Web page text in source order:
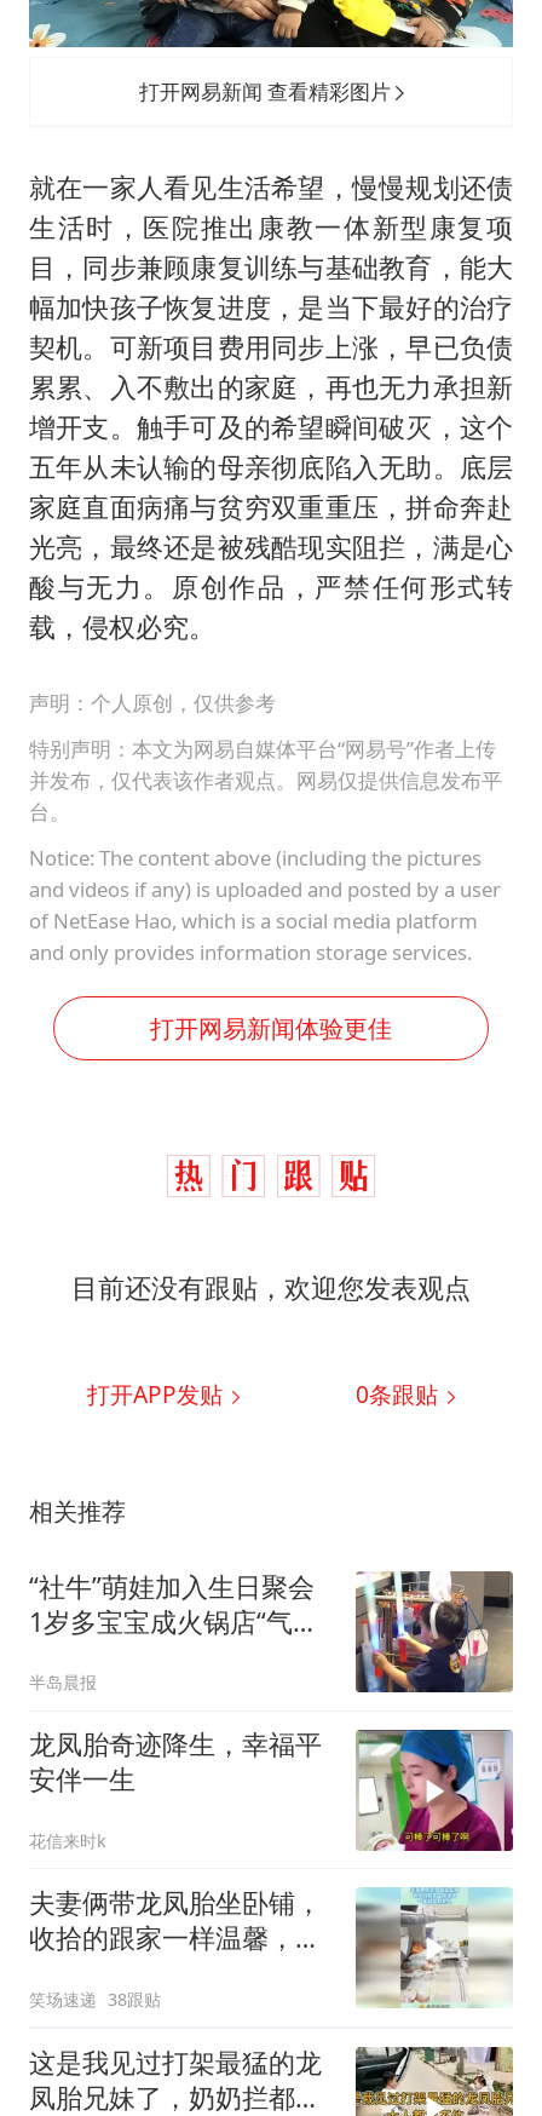
打开网易新闻 查看精彩图片
就在一家人看见生活希望，慢慢规划还债
生活时，医院推出康教一体新型康复项
目，同步兼顾康复训练与基础教育，能大
幅加快孩子恢复进度，是当下最好的治疗
契机。可新项目费用同步上涨，早已负债
累累、入不敷出的家庭，再也无力承担新
增开支。触手可及的希望瞬间破灭，这个
五年从未认输的母亲彻底陷入无助。底层
家庭直面病痛与贫穷双重重压，拼命奔赴
光亮，最终还是被残酷现实阻拦，满是心
酸与无力。原创作品，严禁任何形式转
载，侵权必究。
声明：个人原创，仅供参考
特别声明：本文为网易自媒体平台“网易号”作者上传
并发布，仅代表该作者观点。网易仅提供信息发布平
台。
Notice: The content above (including the pictures
and videos if any) is uploaded and posted by a user
of NetEase Hao, which is a social media platform
and only provides information storage services.
打开网易新闻体验更佳
目前还没有跟贴，欢迎您发表观点
打开APP发贴 0条跟贴
相关推荐
“社牛”萌娃加入生日聚会
1岁多宝宝成火锅店“气氛
半岛晨报
龙凤胎奇迹降生，幸福平
安伴一生
花信来时k
夫妻俩带龙凤胎坐卧铺，
收拾的跟家一样温馨，一
笑场速递 38跟贴
这是我见过打架最猛的龙
凤胎兄妹了，奶奶拦都拦